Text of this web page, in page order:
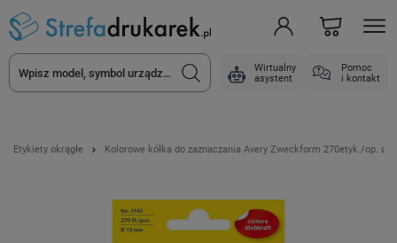
Wirtualny
asystent
Pomoc
i kontakt
Etykiety okrągłe Kolorowe kółka do zaznaczania Avery Zweckform 270etyk./op.